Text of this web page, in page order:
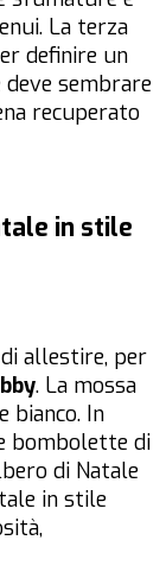
La terza
definire un
deve sembrare
recuperato
in stile
allestire, per
. La mossa
bianco. In
bombolette di
di Natale
in stile